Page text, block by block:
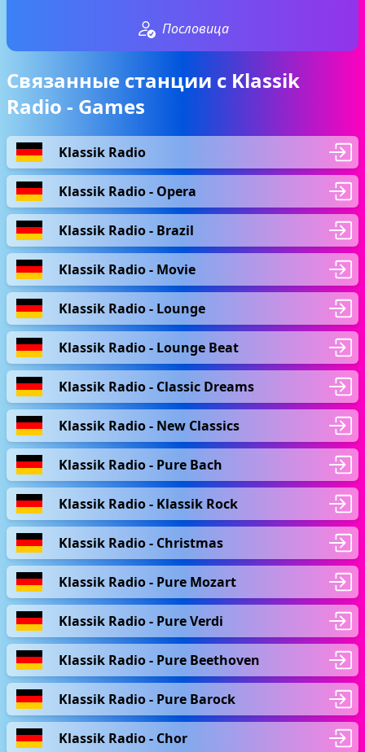
Пословица
Связанные станции с Klassik
Radio - Games
Klassik Radio
Klassik Radio - Opera
Klassik Radio - Brazil
Klassik Radio - Movie
Klassik Radio - Lounge
Klassik Radio - Lounge Beat
Klassik Radio - Classic Dreams
Klassik Radio - New Classics
Klassik Radio - Pure Bach
Klassik Radio - Klassik Rock
Klassik Radio - Christmas
Klassik Radio - Pure Mozart
Klassik Radio - Pure Verdi
Klassik Radio - Pure Beethoven
Klassik Radio - Pure Barock
Klassik Radio - Chor